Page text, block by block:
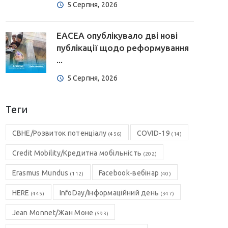
5 Серпня, 2026
EACEA опублікувало дві нові
публікації щодо реформування
...
5 Серпня, 2026
Теги
CBHE/Розвиток потенціалу (456) COVID-19 (14)
Credit Mobility/Кредитна мобільність (202)
Erasmus Mundus (112) Facebook-вебінар (40)
HERE (445) InfoDay/Інформаційний день (347)
Jean Monnet/Жан Моне (593)